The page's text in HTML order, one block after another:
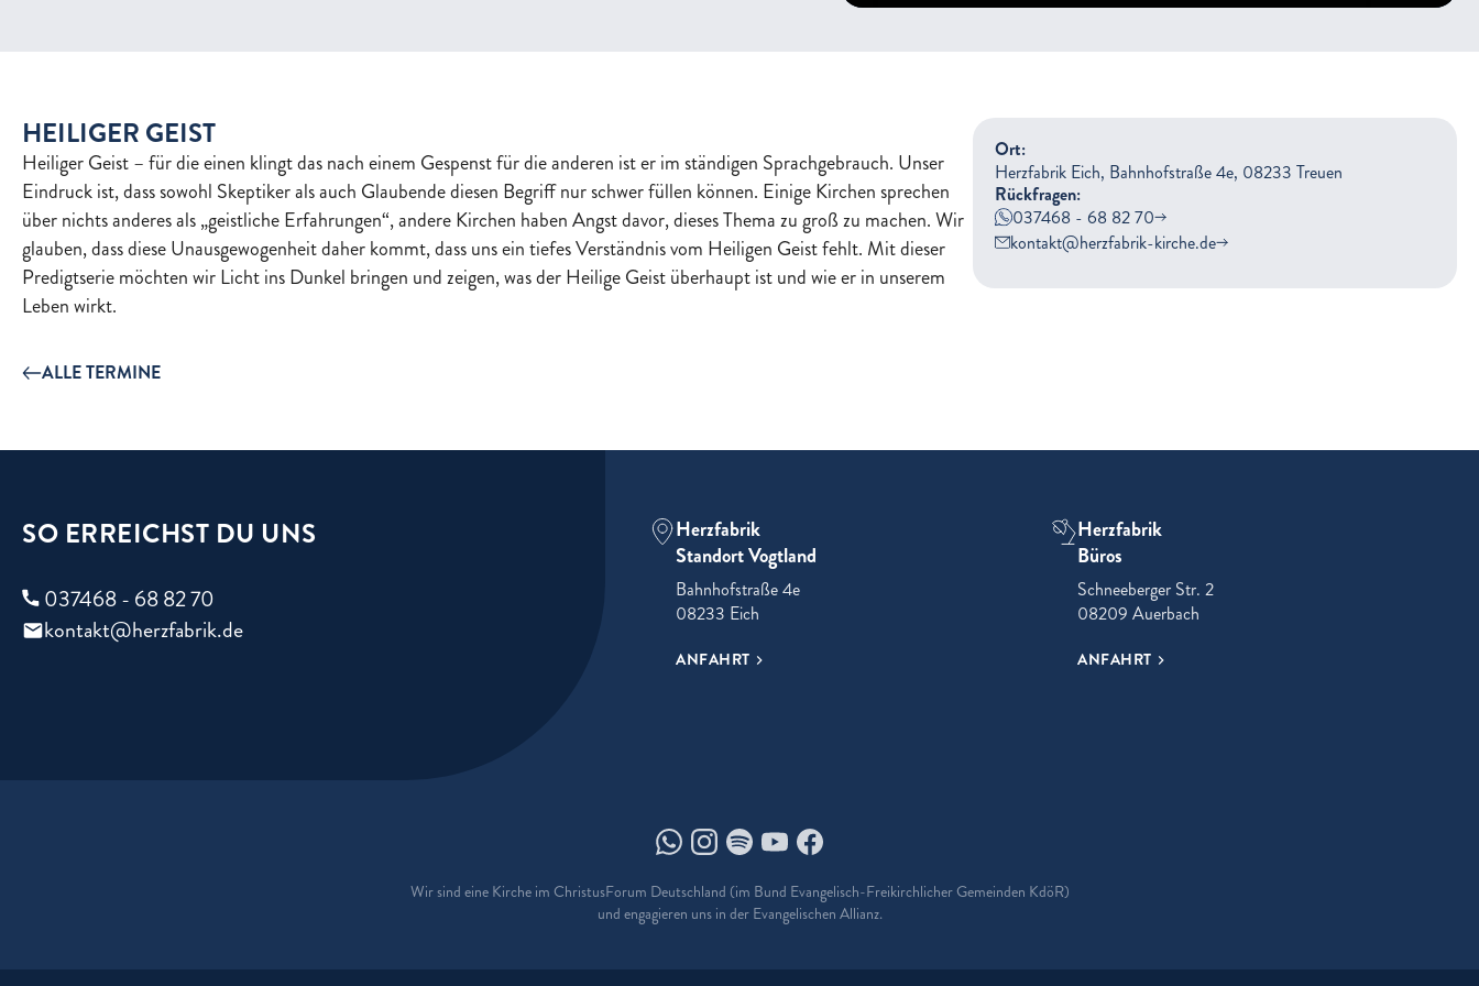
HEILIGER GEIST
Heiliger Geist – für die einen klingt das nach einem Gespenst für die anderen ist er im ständigen Sprachgebrauch. Unser
Eindruck ist, dass sowohl Skeptiker als auch Glaubende diesen Begriff nur schwer füllen können. Einige Kirchen sprechen
über nichts anderes als „geistliche Erfahrungen“, andere Kirchen haben Angst davor, dieses Thema zu groß zu machen. Wir
glauben, dass diese Unausgewogenheit daher kommt, dass uns ein tiefes Verständnis vom Heiligen Geist fehlt. Mit dieser
Predigtserie möchten wir Licht ins Dunkel bringen und zeigen, was der Heilige Geist überhaupt ist und wie er in unserem
Leben wirkt.
Ort:
Herzfabrik Eich, Bahnhofstraße 4e, 08233 Treuen
Rückfragen:
037468 - 68 82 70
kontakt@herzfabrik-kirche.de
ALLE TERMINE
SO ERREICHST DU UNS
037468 - 68 82 70
kontakt@herzfabrik.de
Herzfabrik
Standort Vogtland
Bahnhofstraße 4e
08233 Eich
ANFAHRT
Herzfabrik
Büros
Schneeberger Str. 2
08209 Auerbach
ANFAHRT
Herzfabrik auf Whatsapp
Herzfabrik auf Instagram
Herzfabrik auf Spotify
Herzfabrik auf Youtube
Herzfabrik auf Facebook
Wir sind eine Kirche im ChristusForum Deutschland (im Bund Evangelisch-Freikirchlicher Gemeinden KdöR)
und engagieren uns in der Evangelischen Allianz.